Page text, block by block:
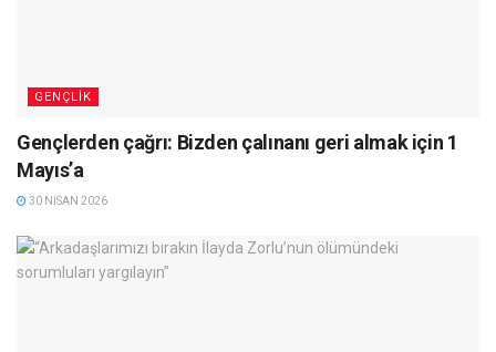
GENÇLIK
Gençlerden çağrı: Bizden çalınanı geri almak için 1
Mayıs’a
30 NISAN 2026